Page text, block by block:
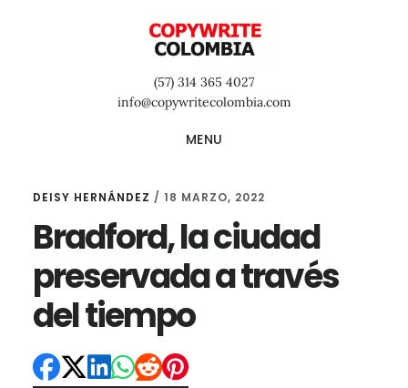
(57) 314 365 4027
info@copywritecolombia.com
MENU
DEISY HERNÁNDEZ / 18 MARZO, 2022
Bradford, la ciudad
preservada a través
del tiempo